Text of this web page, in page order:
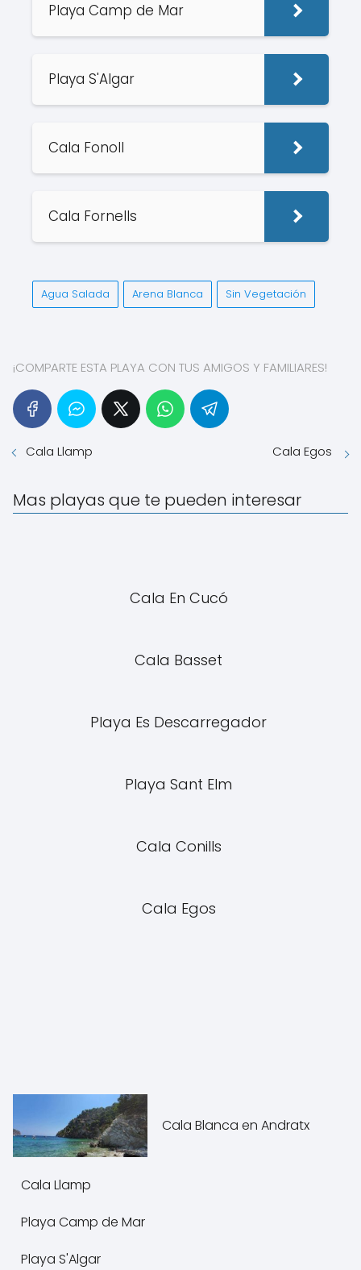
Playa Camp de Mar
Playa S'Algar
Cala Fonoll
Cala Fornells
Agua Salada Arena Blanca Sin Vegetación
¡COMPARTE ESTA PLAYA CON TUS AMIGOS Y FAMILIARES!
Cala Llamp Cala Egos
Mas playas que te pueden interesar
Cala En Cucó
Cala Basset
Playa Es Descarregador
Playa Sant Elm
Cala Conills
Cala Egos
Cala Blanca en Andratx
Cala Llamp
Playa Camp de Mar
Playa S'Algar